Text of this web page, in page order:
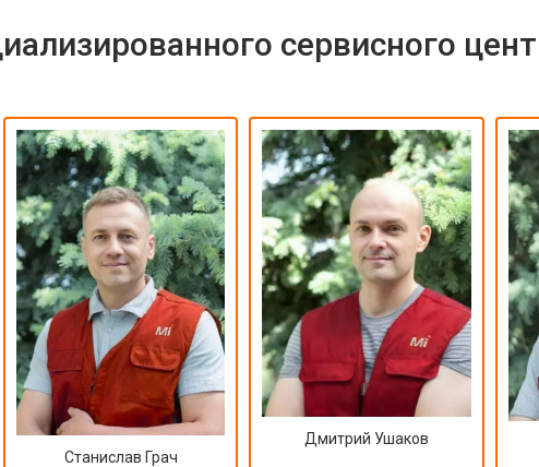
сервисного
Станислав Грач
Дмитрий Ушаков